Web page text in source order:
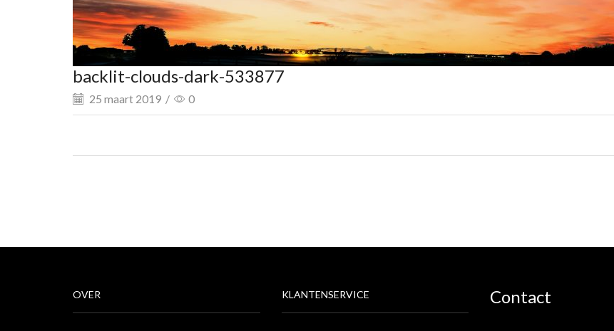
backlit-clouds-dark-533877
25 maart 2019 / 0
OVER KLANTENSERVICE Contact